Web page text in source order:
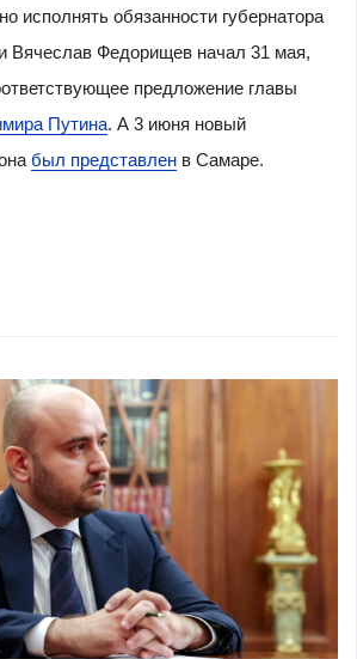
исполнять обязанности губернатора
Вячеслав Федорищев начал 31 мая,
предложение главы
Путина. А 3 июня новый
был представленв Самаре.